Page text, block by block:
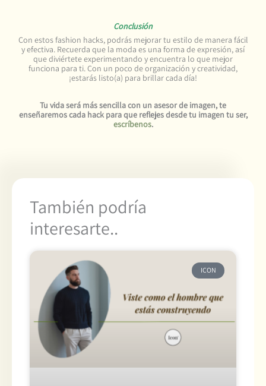
Conclusión
Con estos fashion hacks, podrás mejorar tu estilo de manera fácil
y efectiva. Recuerda que la moda es una forma de expresión, así
que diviértete experimentando y encuentra lo que mejor
funciona para ti. Con un poco de organización y creatividad,
¡estarás listo(a) para brillar cada día!
Tu vida será más sencilla con un asesor de imagen, te
enseñaremos cada hack para que reflejes desde tu imagen tu ser,
escríbenos.
También podría
interesarte..
ICON